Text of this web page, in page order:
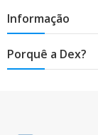
Informação
Porquê a Dex?